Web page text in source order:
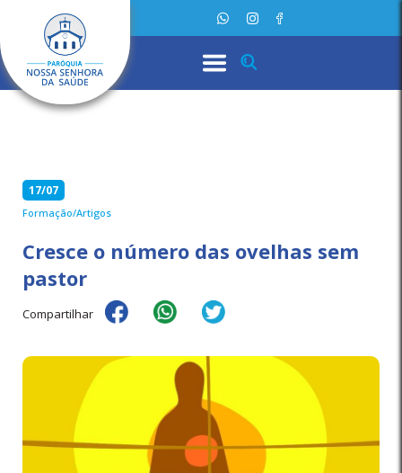
17/07
Formação/Artigos
Cresce o número das ovelhas sem
pastor
Compartilhar